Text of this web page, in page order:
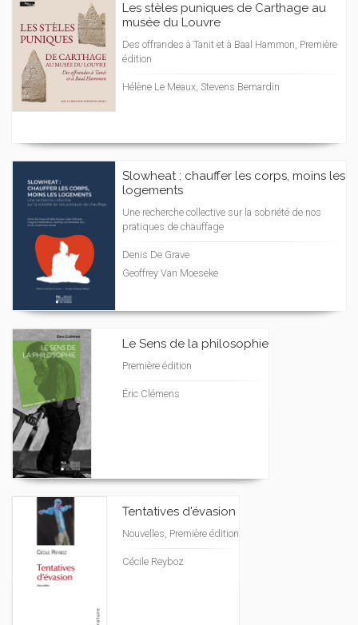
Les stèles puniques de Carthage au
musée du Louvre
Des offrandes à Tanit et à Baal Hammon, Première
édition
Hélène Le Meaux, Stevens Bernardin
Slowheat : chauffer les corps, moins les
logements
Une recherche collective sur la sobriété de nos
pratiques de chauffage
Denis De Grave
Geoffrey Van Moeseke
Le Sens de la philosophie
Première édition
Éric Clémens
Tentatives d'évasion
Nouvelles, Première édition
Cécile Reyboz